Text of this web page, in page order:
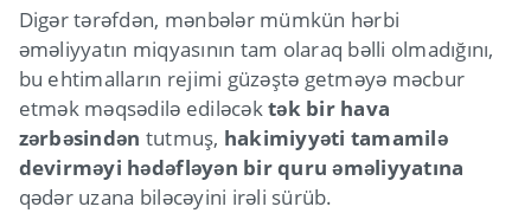
Digər tərəfdən, mənbələr mümkün hərbi
əməliyyatın miqyasının tam olaraq bəlli olmadığını,
bu ehtimalların rejimi güzəştə getməyə məcbur
etmək məqsədilə ediləcəktək bir hava
zərbəsindən tutmuş, hakimiyyəti tamamilə
devirməyi hədəfləyən bir quru əməliyyatına
qədər uzana biləcəyini irəli sürüb.